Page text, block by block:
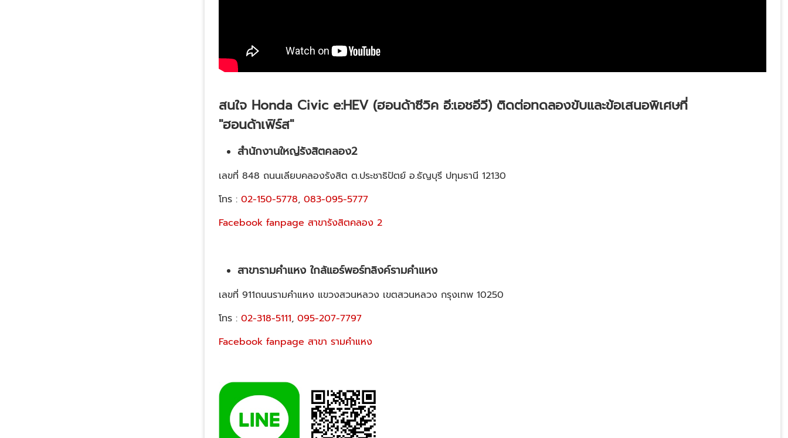
สนใจ Honda Civic e:HEV (ฮอนด้าซีวิค อี:เอชอีวี)ติดต่อทดลองขับและข้อเสนอพิเศษที่
"ฮอนด้าเฟิร์ส"
สำนักงานใหญ่รังสิตคลอง2
เลขที่ 848 ถนนเลียบคลองรังสิต ต.ประชาธิปัตย์ อ.ธัญบุรี ปทุมธานี 12130
โทร : 02-150-5778, 083-095-5777
Facebook fanpage สาขารังสิตคลอง 2
สาขารามคำแหง ใกล้แอร์พอร์ทลิงค์รามคำแหง
เลขที่ 911ถนนรามคำแหง แขวงสวนหลวง เขตสวนหลวง กรุงเทพ 10250
โทร : 02-318-5111, 095-207-7797
Facebook fanpage สาขา รามคำแหง